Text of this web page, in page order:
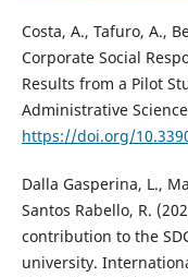
Costa, A., Tafuro, A.,
Corporate Social
Results from a Pilot
Administrative
https://doi.org/
Dalla Gasperina, L.,
Santos Rabello, R.
contribution to the
university.